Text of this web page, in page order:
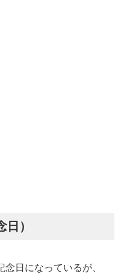
）
日になっているが、